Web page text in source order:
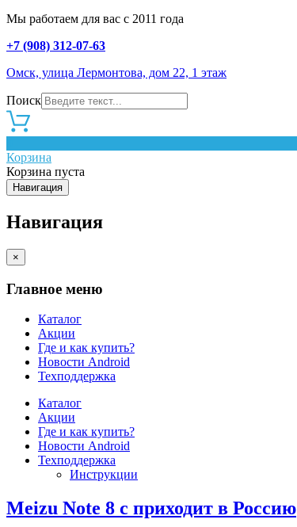
Мы работаем для вас с 2011 года
+7 (908) 312-07-63
Омск, улица Лермонтова, дом 22, 1 этаж
Поиск
Корзина
Корзина пуста
Навигация
Навигация
×
Главное меню
Каталог
Акции
Где и как купить?
Новости Android
Техподдержка
Каталог
Акции
Где и как купить?
Новости Android
Техподдержка
Инструкции
Meizu Note 8 с приходит в Россию